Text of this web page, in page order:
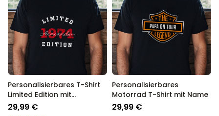
Personalisierbares T-Shirt
Limited Edition mit
Jahreszahl
29,99 €
Personalisierbares
Motorrad T-Shirt mit Name
29,99 €